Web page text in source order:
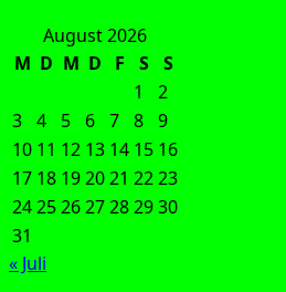
August 2026
M D M D F S
S
1
2
3 4 5 6 7 8 9
10 11 12 13 14 15 16
17 18 192021 2223
24252627282930
31
« Juli